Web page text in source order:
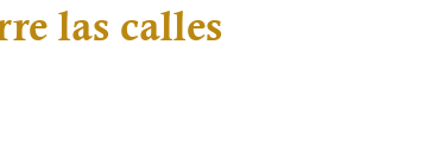
las calles